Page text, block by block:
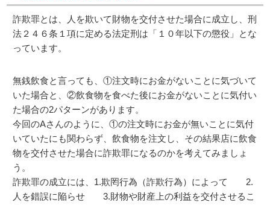
詐欺罪とは、人を欺いて財物を交付させた場合に成立し、刑
法２４６条１項に定める法定刑は「１０年以下の懲役」とな
っています。
無銭飲食と言っても、①注文時にお金がないことに気づいて
いた場合と、②飲食物を食べた後にお金がないことに気付い
た場合の2パターンがあります。
今回のAさんのように、①の注文時にお金が無いことに気付
いていたにも関わらず、飲食物を注文し、その結果店に飲食
物を交付させた場合に詐欺罪になるのかを考えてみましょ
う。
詐欺罪の成立には、1.欺罔行為（詐欺行為）によって 2.
人を錯誤に陥らせ 3.財物や財産上の利益を交付させるこ